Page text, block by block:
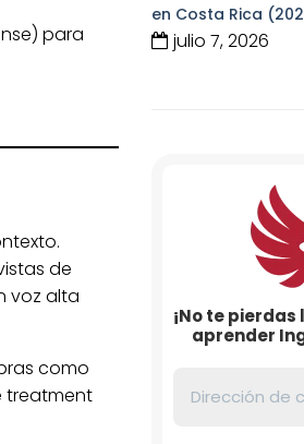
para
de
voz alta
como
treatment
en Costa Rica
julio 7, 2026
¡No te
aprender